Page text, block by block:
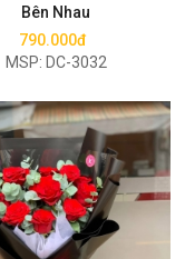
Bên Nhau
790.000đ
MSP: DC-3032